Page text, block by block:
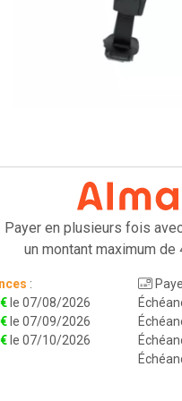
Payer en plusieurs fois
un montant maximum de
:
€ le 07/08/2026
€ le 07/09/2026
€ le 07/10/2026